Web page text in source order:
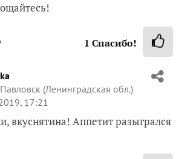
1 Спасибо!
Павловск (Ленинградская обл.)
17:21
вкуснятина! Аппетит разыгрался